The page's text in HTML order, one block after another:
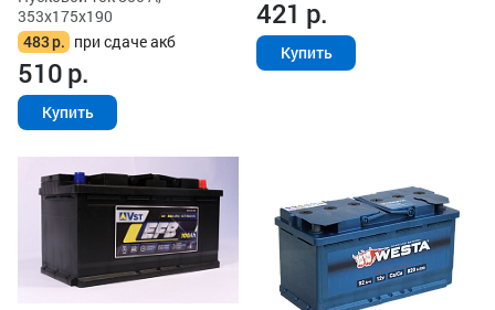
353x175x190
483р. при сдаче акб
510р.
Купить
421 р.
Купить